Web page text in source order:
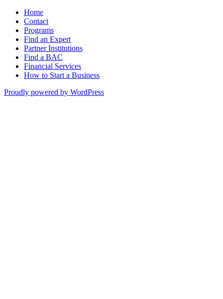
Home
Contact
Programs
Find an Expert
Partner Institutions
Find a BAC
Financial Services
How to Start a Business
Proudly powered by WordPress